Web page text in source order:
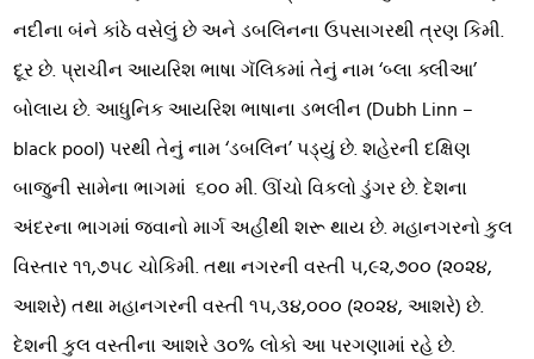
નદીના બંને કાંઠે વસેલું છે અને ડબલિનના ઉપસાગરથી ત્રણ કિમી.
દૂર છે. પ્રાચીન આયરિશ ભાષા ગૅલિકમાં તેનું નામ ‘બ્લા ક્લીઆ’
બોલાય છે. આધુનિક આયરિશ ભાષાના ડભલીન (Dubh Linn –
black pool) પરથી તેનું નામ ‘ડબલિન’ પડ્યું છે. શહેરની દક્ષિણ
બાજુની સામેના ભાગમાં ૬૦૦ મી. ઊંચો વિકલો ડુંગર છે. દેશના
અંદરના ભાગમાં જવાનો માર્ગ અહીંથી શરૂ થાય છે. મહાનગરનો કુલ
વિસ્તાર ૧૧,૭૫૮ ચોકિમી. તથા નગરની વસ્તી ૫,૯૨,૭૦૦ (૨૦૨૪,
આશરે) તથા મહાનગરની વસ્તી ૧૫,૩૪,૦૦૦ (૨૦૨૪, આશરે) છે.
દેશની કુલ વસ્તીના આશરે ૩૦% લોકો આ પરગણામાં રહે છે.